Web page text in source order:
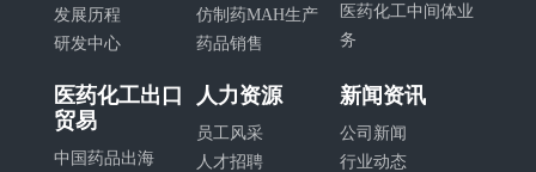
发展历程
研发中心
仿制药MAH生产
药品销售
医药化工中间体业
务
医药化工出口
贸易
中国药品出海
人力资源
员工风采
人才招聘
新闻资讯
公司新闻
行业动态